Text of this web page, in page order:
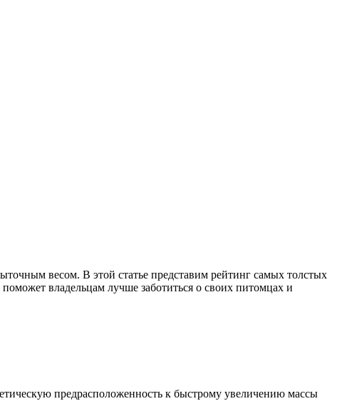
весом. В этой статье представим рейтинг самых толстых
владельцам лучше заботиться о своих питомцах и
предрасположенность к быстрому увеличению массы